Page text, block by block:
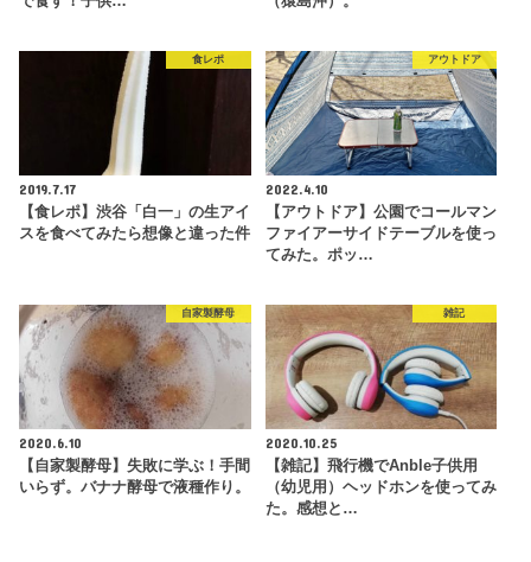
食レポ
2019.7.17
【食レポ】渋谷「白一」の生アイ
スを食べてみたら想像と違った件
アウトドア
2022.4.10
【アウトドア】公園でコールマン
ファイアーサイドテーブルを使っ
てみた。ポッ…
自家製酵母
2020.6.10
【自家製酵母】失敗に学ぶ！手間
いらず。バナナ酵母で液種作り。
雑記
2020.10.25
【雑記】飛行機でAnble子供用
（幼児用）ヘッドホンを使ってみ
た。感想と…